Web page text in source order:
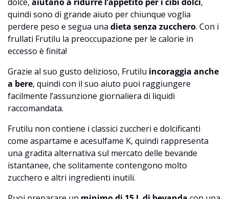
quindi sono di grande aiuto per chiunque voglia
perdere peso e segua una dieta senza zucchero. Con i
frullati Frutilu la preoccupazione per le calorie in
eccesso è finita!
Grazie al suo gusto delizioso, Frutilu incoraggia anche
a bere, quindi con il suo aiuto puoi raggiungere
facilmente l’assunzione giornaliera di liquidi
raccomandata.
Frutilu non contiene i classici zuccheri e dolcificanti
come aspartame e acesulfame K, quindi rappresenta
una gradita alternativa sul mercato delle bevande
istantanee, che solitamente contengono molto
zucchero e altri ingredienti inutili.